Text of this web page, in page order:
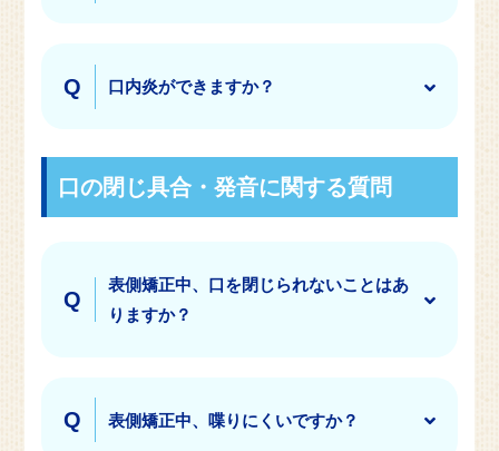
口内炎ができますか？
口の閉じ具合・発音に関する質問
表側矯正中、口を閉じられないことはあ
りますか？
表側矯正中、喋りにくいですか？